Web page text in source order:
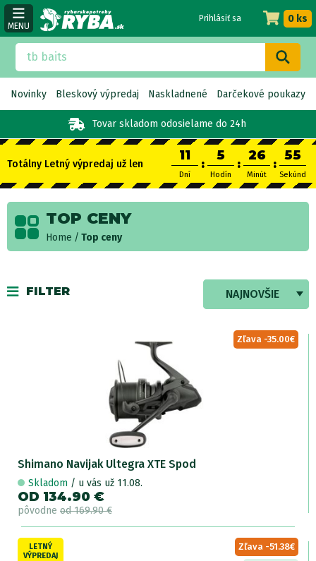
MENU
Tovar skladom odosielame do 24h
Prihlásiť sa 0 ks
Novinky Bleskový výpredaj Naskladnené Darčekové poukazy
Totálny Letný výpredaj už len
11
Dní
:
5
Hodín
:
26
Minút
:
55
Sekúnd
TOP CENY
Home Top ceny
NAJNOVŠIE
FILTER
Zľava -35.00€
Shimano Navijak Ultegra XTE Spod
Skladom / u vás už 11.08.
OD 134.90 €
pôvodne od 169.90 €
LETNÝ
VÝPREDAJ
Zľava -51.38€